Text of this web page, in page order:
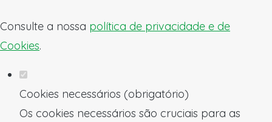
Consulte a nossa política de privacidade e de
Cookies.
Cookies necessários (obrigatório)
Os cookies necessários são cruciais para as